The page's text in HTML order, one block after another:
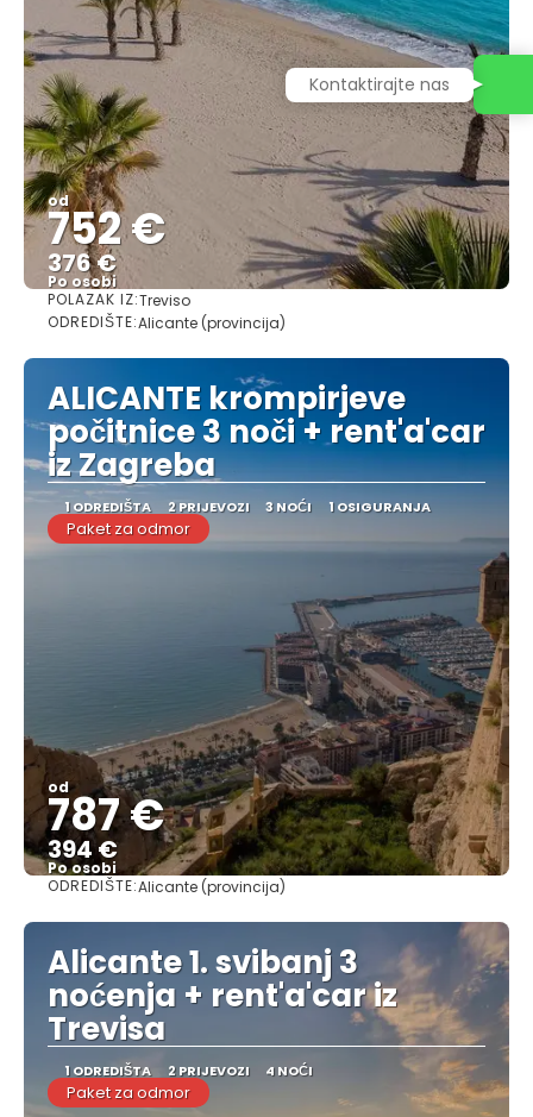
od
752 €
376 €
Po osobi
Vidjeti
POLAZAK IZ:Treviso
ODREDIŠTE:Alicante (provincija)
ALICANTE krompirjeve
počitnice 3 noči + rent'a'car
iz Zagreba
1 ODREDIŠTA 2 PRIJEVOZI 3 NOĆI 1 OSIGURANJA
Paket za odmor
od
787 €
394 €
Po osobi
Vidjeti
ODREDIŠTE:Alicante (provincija)
Alicante 1. svibanj 3
noćenja + rent'a'car iz
Trevisa
1 ODREDIŠTA 2 PRIJEVOZI 4 NOĆI
Paket za odmor
Kontaktirajte nas